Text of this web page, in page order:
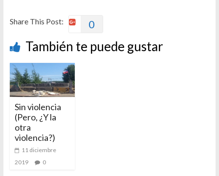
Share This Post: 0
También te puede gustar
Sin violencia
(Pero, ¿Y la
otra
violencia?)
11 diciembre
2019
0